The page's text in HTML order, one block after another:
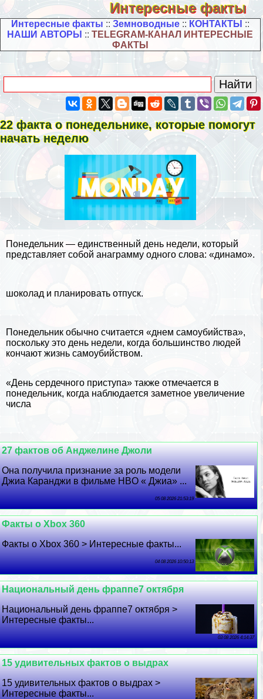
Интересные факты
Интересные факты :: Земноводные:: КОНТАКТЫ ::
НАШИ АВТОРЫ ::TELEGRAM-КАНАЛ ИНТЕРЕСНЫЕ
ФАКТЫ
22 факта о понедельнике, которые помогут
начать неделю
Понедельник — единственный день недели, который
представляет собой анаграмму одного слова: «динамо».
шоколад и планировать отпуск.
Понедельник обычно считается «днем самоубийства»,
поскольку это день недели, когда большинство людей
кончают жизнь самоубийством.
«День сердечного приступа» также отмечается в
понедельник, когда наблюдается заметное увеличение
числа
27 фактов об Анджелине Джоли
Она получила признание за роль модели
Джиа Каранджи в фильме HBO « Джиа» ...
05 08 2026 21:53:19
Факты о Xbox 360
Факты о Xbox 360 > Интересные факты...
04 08 2026 10:50:13
Национальный день фраппе7 октября
Национальный день фраппе7 октября >
Интересные факты...
03 08 2026 4:14:37
15 удивительных фактов о выдрах
15 удивительных фактов о выдрах >
Интересные факты...